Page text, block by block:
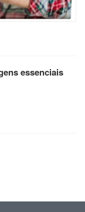
essenciais